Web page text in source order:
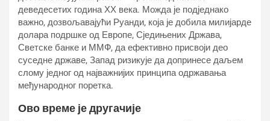
деведесетих година ХХ века. Можда је подједнако
важно, дозвољавајући Руанди, која је добила милијарде
долара подршке од Европе, Сједињених Држава,
Светске банке и ММФ, да ефективно присвоји део
суседне државе, Запад ризикује да допринесе даљем
слому једног од најважнијих принципа одржавања
међународног поретка.
Ово време је другачије